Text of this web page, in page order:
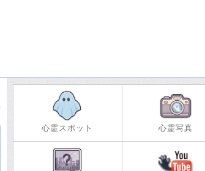
心霊スポット 心霊写真